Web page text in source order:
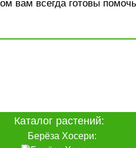
вам всегда готовы помочь
Каталог растений:
Берёза Хосери: